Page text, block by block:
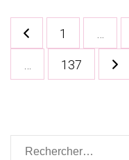
Pagination
des
publications
Page
1
Page
137
Rechercher :